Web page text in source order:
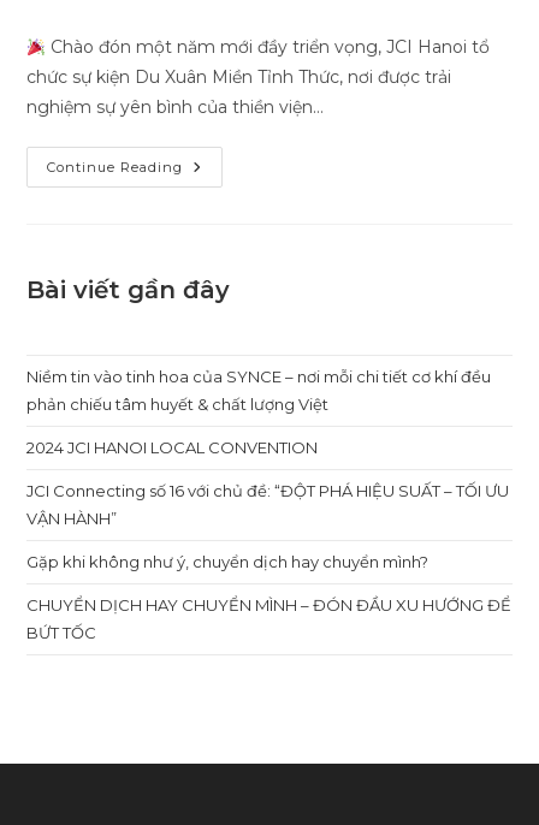
Chào đón một năm mới đầy triển vọng, JCI Hanoi tổ
chức sự kiện Du Xuân Miền Tỉnh Thức, nơi được trải
nghiệm sự yên bình của thiền viện…
Continue Reading DU
XUÂN
TRÌNH
TÌM
TÂM
THỨC
CÙNG
Bài viết gần đây
Niềm tin vào tinh hoa của SYNCE – nơi mỗi chi tiết cơ khí đều
phản chiếu tâm huyết & chất lượng Việt
2024 JCI HANOI LOCAL CONVENTION
JCI Connecting số 16 với chủ đề: “ĐỘT PHÁ HIỆU SUẤT – TỐI ƯU
VẬN HÀNH”
Gặp khi không như ý, chuyển dịch hay chuyển mình?
CHUYỂN DỊCH HAY CHUYỂN MÌNH – ĐÓN ĐẦU XU HƯỚNG ĐỂ
BỨT TỐC